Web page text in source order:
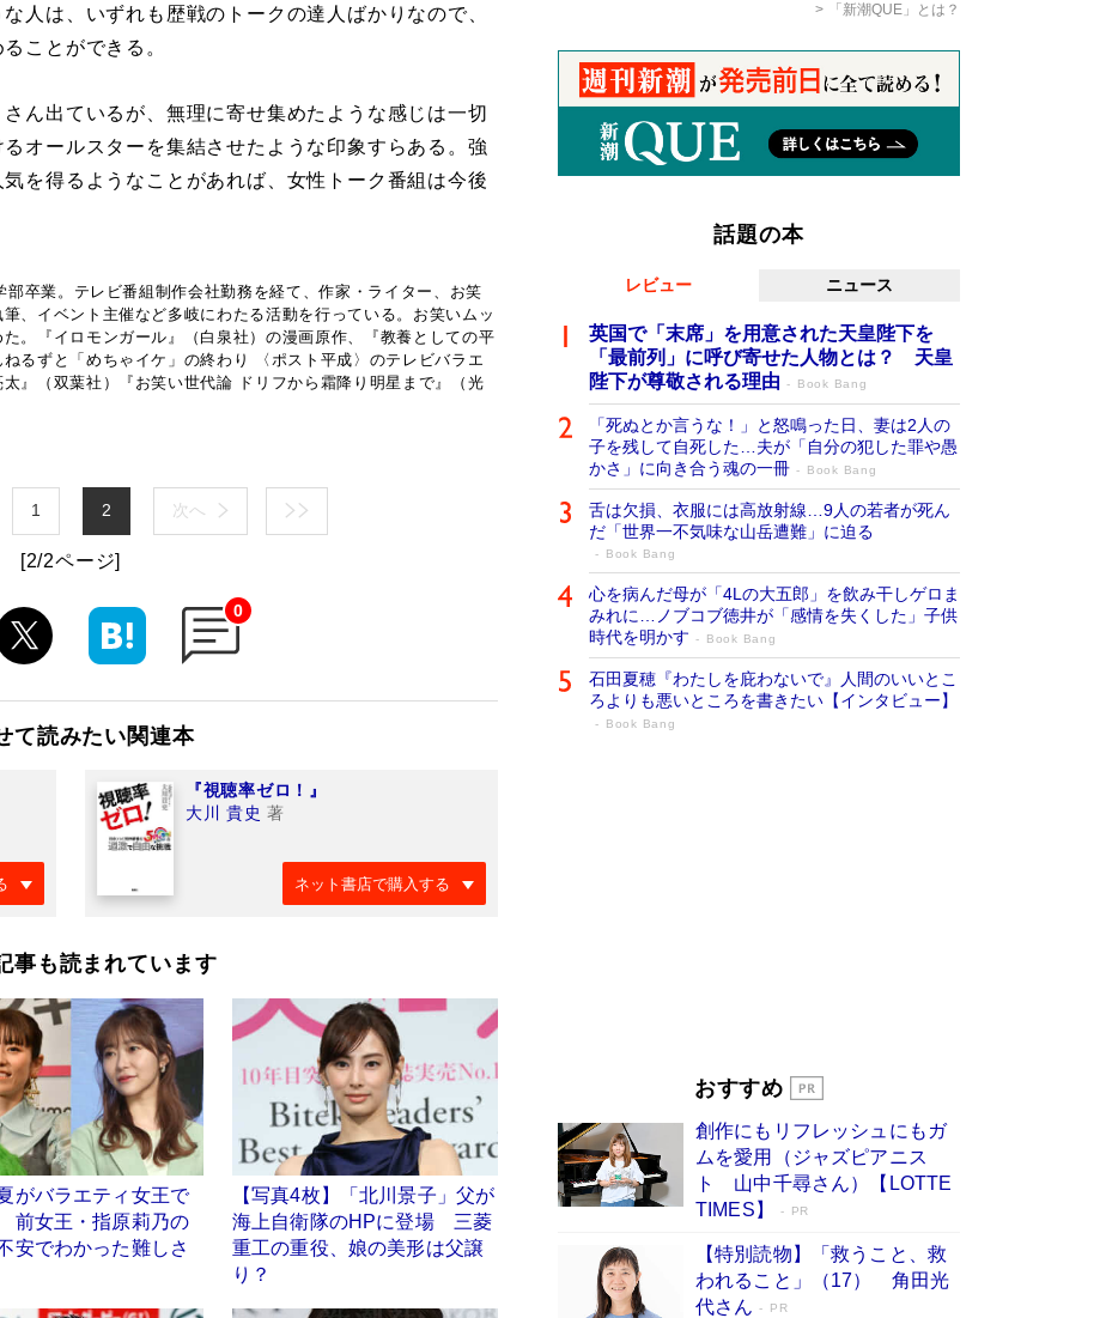
人は、いずれも歴戦のトークの達人ばかりなので、
ことができる。
ん出ているが、無理に寄せ集めたような感じは一切
オールスターを集結させたような印象すらある。強
を得るようなことがあれば、女性トーク番組は今後
卒業。テレビ番組制作会社勤務を経て、作家・ライター、お笑
、イベント主催など多岐にわたる活動を行っている。お笑いムッ
。『イロモンガール』（白泉社）の漫画原作、『教養としての平
るずと「めちゃイケ」の終わり 〈ポスト平成〉のテレビバラエ
』（双葉社）『お笑い世代論 ドリフから霜降り明星まで』（光
1 2 次へ
[2/2ページ]
0
て読みたい関連本
『視聴率ゼロ！』
大川 貴史 著
ネット書店で購入する
事も読まれています
がバラエティ女王で
前女王・指原莉乃の
安でわかった難しさ
【写真4枚】「北川景子」父が
海上自衛隊のHPに登場 三菱
重工の重役、娘の美形は父譲
り？
「新潮QUE」とは？
話題の本
レビュー ニュース
英国で「末席」を用意された天皇陛下を
「最前列」に呼び寄せた人物とは？ 天皇
陛下が尊敬される理由
Book Bang
「死ぬとか言うな！」と怒鳴った日、妻は2人の
子を残して自死した…夫が「自分の犯した罪や愚
かさ」に向き合う魂の一冊
Book Bang
舌は欠損、衣服には高放射線…9人の若者が死ん
だ「世界一不気味な山岳遭難」に迫る
Book Bang
心を病んだ母が「4Lの大五郎」を飲み干しゲロま
みれに…ノブコブ徳井が「感情を失くした」子供
時代を明かす
Book Bang
石田夏穂『わたしを庇わないで』人間のいいとこ
ろよりも悪いところを書きたい【インタビュー】
Book Bang
和田秀樹の70代、80代向け新書がベスト3を独
占 上半期1位にも選出［新書ベストセラー］
Book Bang
おすすめ
創作にもリフレッシュにもガ
ムを愛用（ジャズピアニス
ト 山中千尋さん）【LOTTE
TIMES】
PR
【特別読物】「救うこと、救
われること」（17） 角田光
代さん
PR